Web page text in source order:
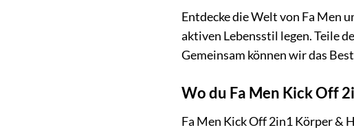
Entdecke die Welt von Fa Men
aktiven Lebensstil legen. Teile
Gemeinsam können wir das
Wo du Fa Men Kick Off
Fa Men Kick Off 2in1 Körper &